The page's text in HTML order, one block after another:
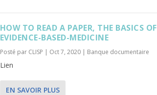
HOW TO READ A PAPER, THE BASICS OF
EVIDENCE-BASED-MEDICINE
Posté par CLISP | Oct 7, 2020| Banque documentaire
Lien
EN SAVOIR PLUS